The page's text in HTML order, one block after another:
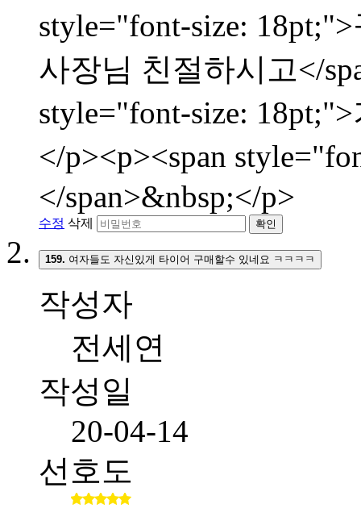
style="font-size:
사장님 친절하시고</
style="font-size:
</p><p><span
</span>&nbsp;</p>
수정 삭제 확인
159. 여자들도 자신있게 타이어 구매할수 있네요 ㅋㅋㅋㅋ
작성자
전세연
작성일
20-04-14
선호도